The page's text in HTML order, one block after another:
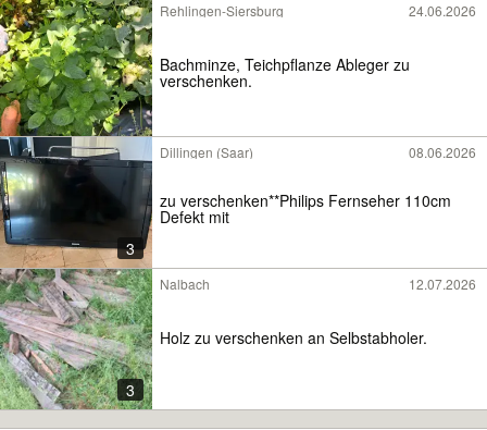
Rehlingen-Siersburg 24.06.2026
Bachminze, Teichpflanze Ableger zu
verschenken.
3
Dillingen (Saar) 08.06.2026
zu verschenken**Philips Fernseher 110cm
Defekt mit
3
Nalbach 12.07.2026
Holz zu verschenken an Selbstabholer.